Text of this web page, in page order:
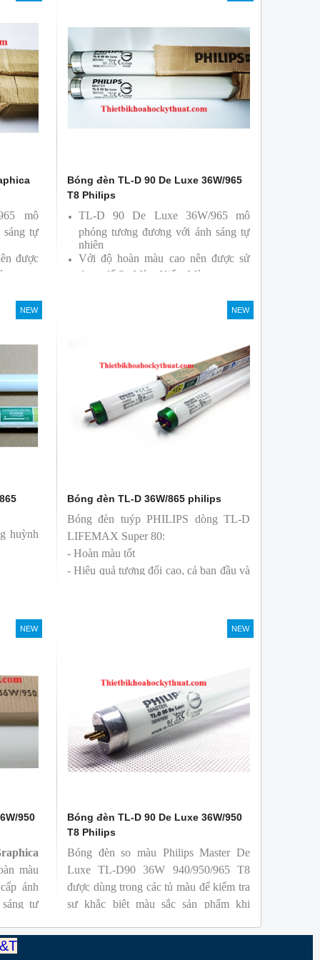
mô
sáng tự
được
Bóng đèn TL-D 90 De Luxe 36W/965
T8 Philips
TL-D 90 De Luxe 36W/965 mô
phỏng tương đương với ánh sáng tự
nhiên
Với độ hoàn màu cao nên được sử
dụng để So Màu, Kiểm Màu
NEW
huỳnh
NEW
Bóng đèn TL-D 36W/865 philips
Bóng đèn tuýp PHILIPS dòng TL-D
LIFEMAX Super 80:
- Hoàn màu tốt
- Hiệu quả tương đối cao, cả ban đầu và
- Tạo ra từ màu trắng ấm đến ánh sáng
NEW
950
màu
ánh
tự
người
và sự
NEW
Bóng đèn TL-D 90 De Luxe 36W/950
T8 Philips
Bóng đèn so màu Philips Master De
Luxe TL-D90 36W 940/950/965 T8
được dùng trong các tủ màu để kiểm tra
sự khắc biệt màu sắc sản phẩm khi
nguồn sáng trung thực, đảm bảo chất